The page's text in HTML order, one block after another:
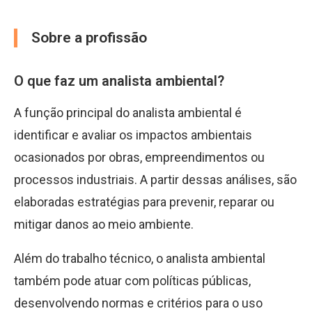
Sobre a profissão
O que faz um analista ambiental?
A função principal do analista ambiental é
identificar e avaliar os impactos ambientais
ocasionados por obras, empreendimentos ou
processos industriais. A partir dessas análises, são
elaboradas estratégias para prevenir, reparar ou
mitigar danos ao meio ambiente.
Além do trabalho técnico, o analista ambiental
também pode atuar com políticas públicas,
desenvolvendo normas e critérios para o uso